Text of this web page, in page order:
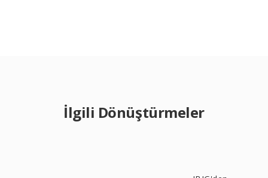
İlgili Dönüştürmeler